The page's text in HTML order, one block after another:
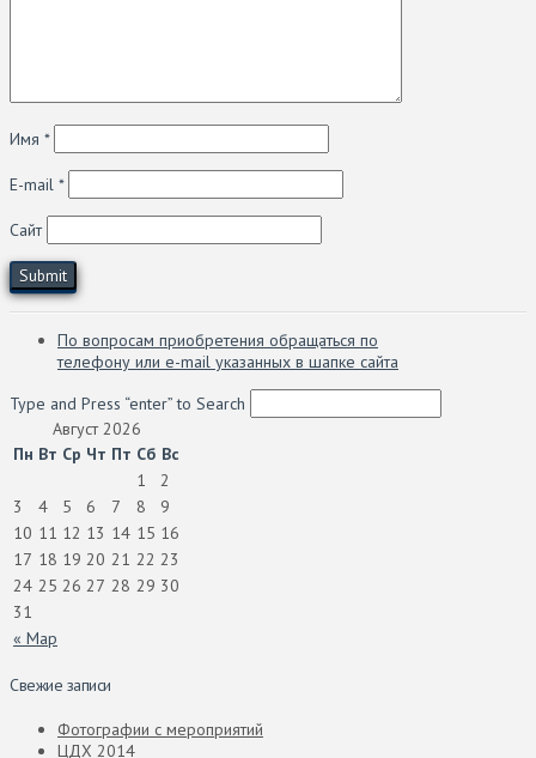
Имя *
E-mail *
Сайт
По вопросам приобретения обращаться по
телефону или e-mail указанных в шапке сайта
Type and Press “enter” to Search
Август 2026
Пн Вт Ср Чт Пт Сб Вс
« Мар
1
2
3
4 5 6 7 8
9
10 11 12 13 14 15 16
17 18 19 20 21 22 23
24 25 26 27 28 29 30
31
Свежие записи
Фотографии с мероприятий
ЦДХ 2014